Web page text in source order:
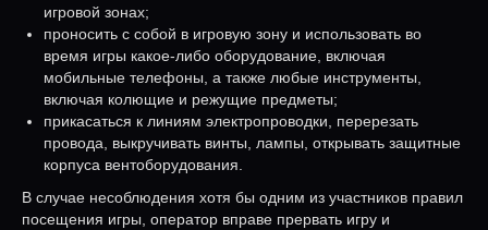
игровой зонах;
проносить с собой в игровую зону и использовать во
время игры какое-либо оборудование, включая
мобильные телефоны, а также любые инструменты,
включая колющие и режущие предметы;
прикасаться к линиям электропроводки, перерезать
провода, выкручивать винты, лампы, открывать защитные
корпуса вентоборудования.
В случае несоблюдения хотя бы одним из участников правил
посещения игры, оператор вправе прервать игру и